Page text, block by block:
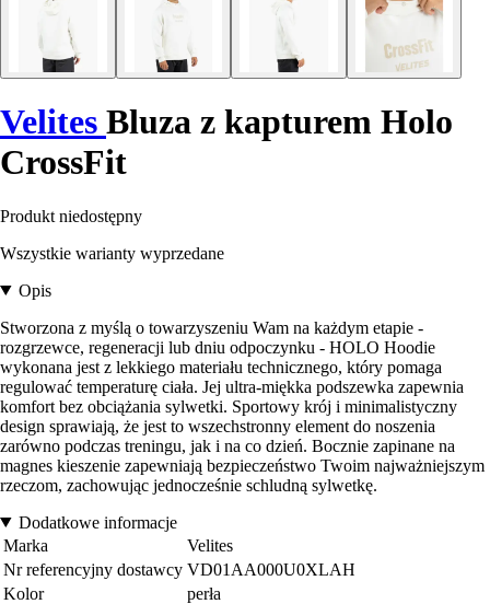
Velites Bluza z kapturem Holo
CrossFit
Produkt niedostępny
Wszystkie warianty wyprzedane
Opis
Stworzona z myślą o towarzyszeniu Wam na każdym etapie -
rozgrzewce, regeneracji lub dniu odpoczynku - HOLO Hoodie
wykonana jest z lekkiego materiału technicznego, który pomaga
regulować temperaturę ciała. Jej ultra-miękka podszewka zapewnia
komfort bez obciążania sylwetki. Sportowy krój i minimalistyczny
design sprawiają, że jest to wszechstronny element do noszenia
zarówno podczas treningu, jak i na co dzień. Bocznie zapinane na
magnes kieszenie zapewniają bezpieczeństwo Twoim najważniejszym
rzeczom, zachowując jednocześnie schludną sylwetkę.
Dodatkowe informacje
Marka
Velites
Nr referencyjny dostawcy VD01AA000U0XLAH
Kolor
perła